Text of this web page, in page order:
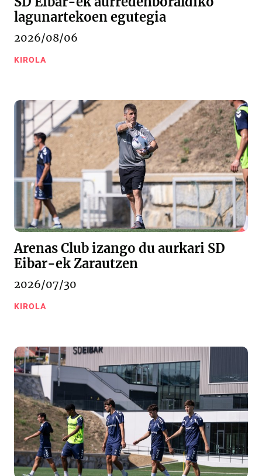
lagunartekoen egutegia
2026/08/06
KIROLA
Arenas Club izango du aurkari SD
Eibar-ek Zarautzen
2026/07/30
KIROLA